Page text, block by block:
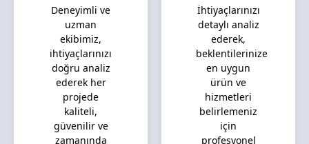
Deneyimli ve
uzman
ekibimiz,
ihtiyaçlarınızı
doğru analiz
ederek her
projede
kaliteli,
güvenilir ve
zamanında
İhtiyaçlarınızı
detaylı analiz
ederek,
beklentilerinize
en uygun
ürün ve
hizmetleri
belirlemeniz
için
profesyonel